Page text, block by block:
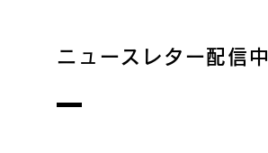
ニュースレター配信中